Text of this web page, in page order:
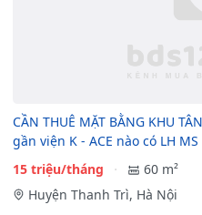
CẦN THUÊ MẶT BẰNG KHU
gần viện K - ACE nào có LH
15 triệu/tháng
60 m²
Huyện Thanh Trì, Hà Nội